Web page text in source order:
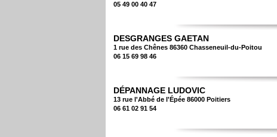
05 49 00 40 47
DESGRANGES GAETAN
1 rue des Chênes 86360 Chasseneuil-du-Poitou
06 15 69 98 46
DÉPANNAGE LUDOVIC
13 rue l'Abbé de l'Épée 86000 Poitiers
06 61 02 91 54